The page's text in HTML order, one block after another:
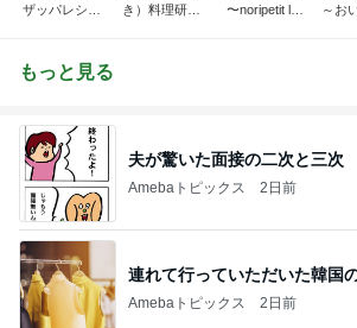
ザッパレシピ
かず
き）料理研究
〜noripetit lif
～お
もっと見る
夫が驚いた面接の二次と三次
Amebaトピックス 2日前
連れて行っていただいた韓国
Amebaトピックス 2日前